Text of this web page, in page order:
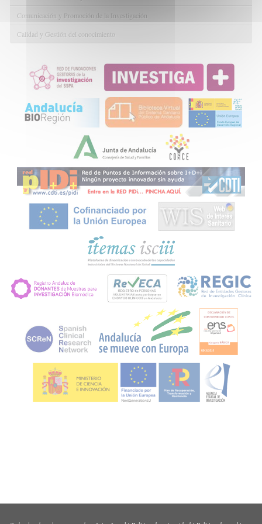
Comunicación y Promoción de la Investigación
Calidad y Gestión del conocimiento